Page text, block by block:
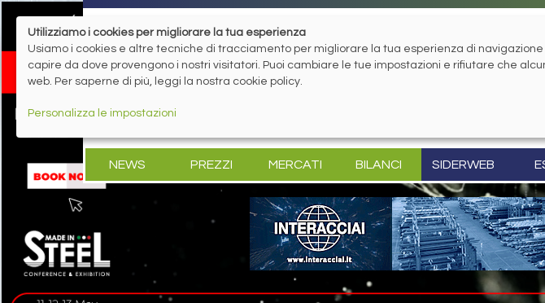
NEWS PREZZI MERCATI BILANCI SIDERWEB
Utilizziamo i cookies per migliorare la tua esperienza
Usiamo i cookies e altre tecniche di tracciamento per migliorare la tua esperienza di
capire da dove provengono i nostri visitatori. Puoi cambiare le tue impostazioni e rifiutare che
web. Per saperne di più, leggi la nostra cookie policy.
Personalizza le impostazioni